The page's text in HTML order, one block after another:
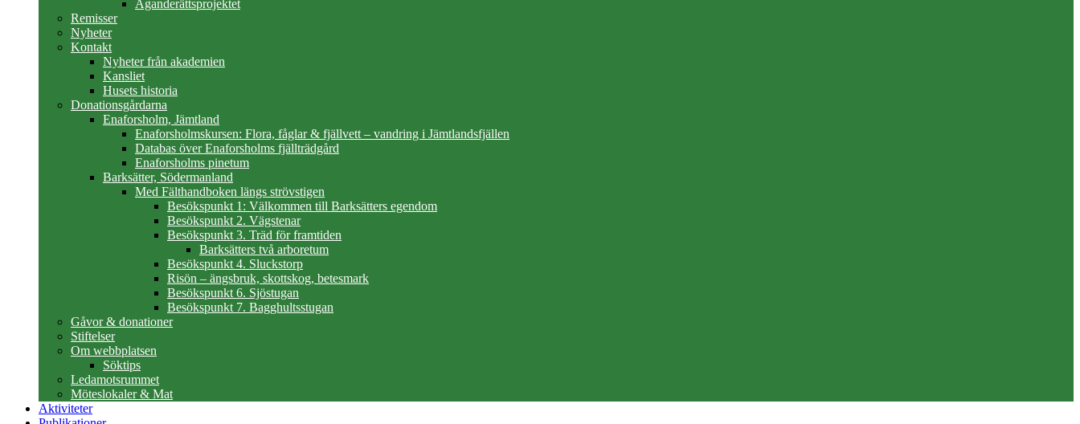
Äganderättsprojektet
Remisser
Nyheter
Kontakt
Nyheter från akademien
Kansliet
Husets historia
Donationsgårdarna
Enaforsholm, Jämtland
Enaforsholmskursen: Flora, fåglar & fjällvett – vandring i Jämtlandsfjällen
Databas över Enaforsholms fjällträdgård
Enaforsholms pinetum
Barksätter, Södermanland
Med Fälthandboken längs strövstigen
Besökspunkt 1: Välkommen till Barksätters egendom
Besökspunkt 2. Vägstenar
Besökspunkt 3. Träd för framtiden
Barksätters två arboretum
Besökspunkt 4. Sluckstorp
Risön – ängsbruk, skottskog, betesmark
Besökspunkt 6. Sjöstugan
Besökspunkt 7. Bagghultsstugan
Gåvor & donationer
Stiftelser
Om webbplatsen
Söktips
Ledamotsrummet
Möteslokaler & Mat
Aktiviteter